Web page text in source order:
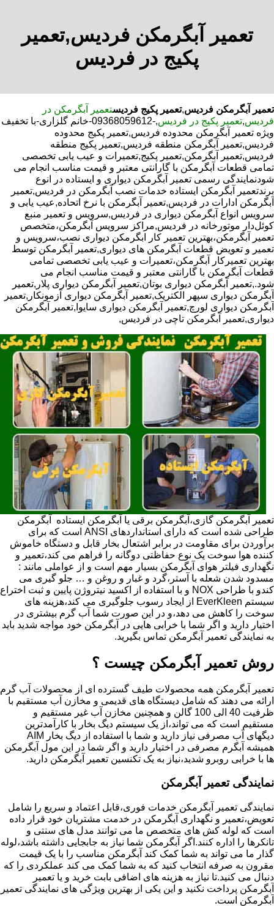
تعمیر آبگرمکن فردیس,تعمیر
پکیج در فردیس
تعمیر آبگرمکن فردیس,تعمیر پکیج فردیستعمیر آبگرمکن در
فردیس,تعمیر پکیج در فردیس
,-09368059612-خانم گلزاری-با تخفیف
ویژه تعمیر آبگرمکن محدوده فردیس,تعمیر پکیج محدوده
فردیس,تعمیر آبگرمکن منطقه فردیس,تعمیر پکیج منطقه
فردیس,تعمیر آبگرمکن,تعمیر پکیج,تعمیرات و عیب یابی تخصصی
تمامی قطعات آبگرمکن با گارانتی معتبر و قیمت مناسب انجام می
شودنمایندگی رسمی تعمیر آبگرمکن دیواری و ایستاده در انوع
برندتعمیر آبگرمکن ایستاده خدمات نصب آبگرمکن در فردیس,تعمیر
آبگرمکن ادارات در فردیس,تعمیر آبگرمکن با نرخ اتحاده,عیب یابی و
سرویس انواع آبگرمکن دیواری در فردیس,سرویس و تعمیر منبع
کوئل‌دار موتورخانه در فردیس,مراکز سرویس آبگرمکن،متخصص
تعمیر آبگرمکن،بهترین تعمیر کار ابگرمکن دیواری نصب،سرویس و
تعمیر و تعویض قطعات آبگرمکن های دیواری,تعمیر آبگرمکن توسط
بهترین تعمیرکار آبگرمکن،تعمیرات و عیب یابی تخصصی تمامی
قطعات آبگرمکن با گارانتی معتبر و قیمت مناسب انجام می
شود.,تعمیر آبگرمکن دیواری بوتان,تعمیر آبگرمکن دیواری پلار,تعمیر
آبگرمکن دیواری سپهر الکتریک,تعمیر آبگرمکن دیواری آزمونکار,تعمیر
آبگرمکن دیواری لورچ,تعمیر آبگرمکن دیواری سایوا,تعمیر آبگرمکن
دیواری,تعمیر آبگرمکن تاچی در فردیس,
تعمیر آبگرمکن گازی،آبگرمکن برقی یا آبگرمکن ایستاده ​ آبگرمکن
طراحی شده است که دارای استانداردهای ANSI است که برای
برآوردن برای مقاومت در برابر اشتعال بخار قابل و دستگاه خاموش
کننده هوا سوخت یک نوع حفاظتی دوگانه را فراهم می کند،تعمیر و
نگهداری فیلتر هوای آبگرمکن بسیار مهم است و از عواملی مانند :
مسدود شدن شعله با آستر،گرد و غبار و روغن و … جلو گیری می
کندو با طراحی NOX و با استفاده از اکسید نیتروژن پایین و ثبت اختراع
سیستم EverKleen از ایجاد رسوب جلوگیری می کند،هزینه های
سوخت را کاهش می دهد،و در این صورت شما آب گرم بیشتری در
اختیار دارید و اگر شما با خرابی هایی در آبگرمکن خود مواجه شدید باید
به نمایندگی تعمیر آبگرمکن تماس بگیرید.
روش تعمیر آبگرمکن چیست ؟
تعمیر آبگرمکن همه محصولات طیف گسترده ای از محصولات آب گرم
ارائه می دهند که شامل دیستگاه های قدیمی و مخازن آب مستقیم با
ظرفیت 40 الی 100 گالن و همچنین مخازن آب غیر مستقیم و
مستقیم است که می تواند،از یک سیستم دیگ بخار با کارآمدترین
دیگهای آب مصرفی نیاز دارید و شما با استفاده از دیگ بخار AIM
همیشه آبگرم مصرفی در اختیار دارید و اگر شما در این مول آبگرمکن
ها با خرابی روبرو شدید،نیاز به یک تکنسین تعمیر آبگرمکن دارید.
نمایندگی تعمیر آبگرمکن
نمایندگی تعمیر آبگرمکن خدمات فوری،قابل اعتماد و سریع را شامل
تعویض،تعمیر و نگهداری آبگرمکن در خدمت مشتریان خود قرار داده
است که لوله کش های متخصص ما می توانند مدل های سنتی و
تانکرها را اداره کنند.اگر آبگرمکن شما نیاز به جابجایی داشته باشد،لوله
گذار ما می تواند به شما کمک کند آبگرمکن مناسب را با یک قیمت
مقرون به صرفه انتخاب کنید که به شما کمک می کند عملکردی را که
دنبال می کنید.تا نیاز به هزینه های اضافی بابت خرید و یا تعمیر
آبگرمکن پرداخت نکنید و این یکی از بهترین ویژگی های نمایندگی تعمیر
آبگرمکن است.